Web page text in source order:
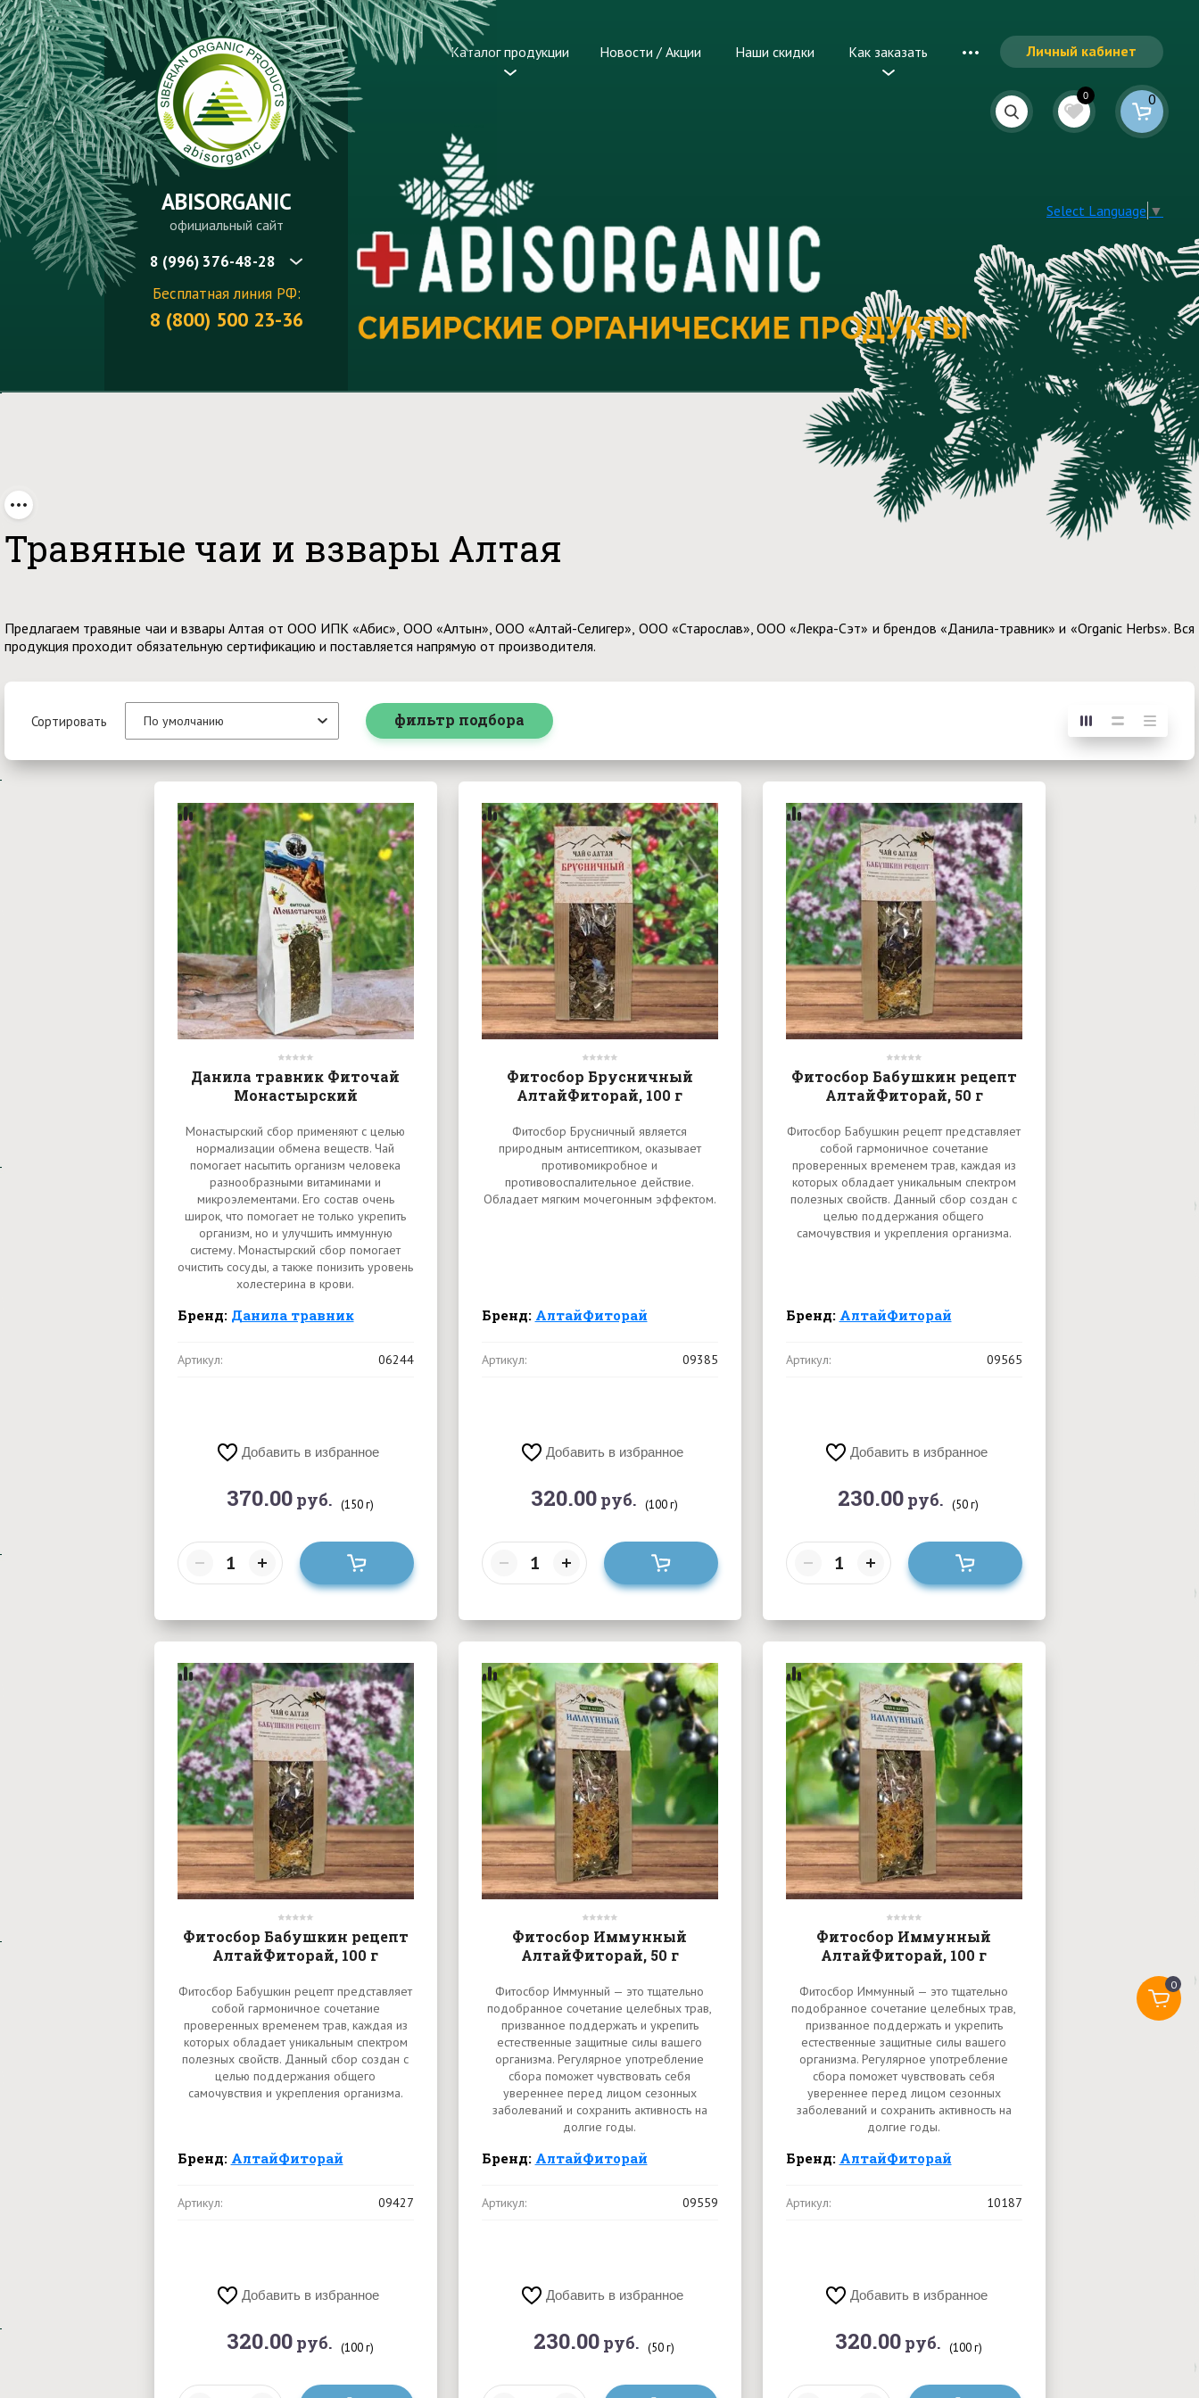
ABISORGANIC
официальный сайт
8 (996) 376-48-28
Бесплатная линия РФ:
8 (800) 500 23-36
Каталог продукции Новости / Акции Наши скидки Как заказать Личный кабинет
0 0
Select Language ▼
Травяные чаи и взвары Алтая
Предлагаем травяные чаи и взвары Алтая от ООО ИПК «Абис», ООО «Алтын», ООО «Алтай-Селигер», ООО «Старослав», ООО «Лекра-Сэт» и брендов «Данила-травник» и «Organic Herbs». Вся
продукция проходит обязательную сертификацию и поставляется напрямую от производителя.
Сортировать По умолчанию фильтр подбора
Данила травник Фиточай
Монастырский
Монастырский сбор применяют с целью
нормализации обмена веществ. Чай
помогает насытить организм человека
разнообразными витаминами и
микроэлементами. Его состав очень
широк, что помогает не только укрепить
организм, но и улучшить иммунную
систему. Монастырский сбор помогает
очистить сосуды, а также понизить уровень
холестерина в крови.
Бренд: Данила травник
Артикул: 06244
Добавить в избранное
370.00руб. (150 г)
Фитосбор Брусничный
АлтайФиторай, 100 г
Фитосбор Брусничный является
природным антисептиком, оказывает
противомикробное и
противовоспалительное действие.
Обладает мягким мочегонным эффектом.
Бренд: АлтайФиторай
Артикул: 09385
Добавить в избранное
320.00руб. (100 г)
Фитосбор Бабушкин рецепт
АлтайФиторай, 50 г
Фитосбор Бабушкин рецепт представляет
собой гармоничное сочетание
проверенных временем трав, каждая из
которых обладает уникальным спектром
полезных свойств. Данный сбор создан с
целью поддержания общего
самочувствия и укрепления организма.
Бренд: АлтайФиторай
Артикул: 09565
Добавить в избранное
230.00 руб. (50 г)
Фитосбор Бабушкин рецепт
АлтайФиторай, 100 г
Фитосбор Бабушкин рецепт представляет
собой гармоничное сочетание
проверенных временем трав, каждая из
которых обладает уникальным спектром
полезных свойств. Данный сбор создан с
целью поддержания общего
самочувствия и укрепления организма.
Бренд: АлтайФиторай
Артикул: 09427
Добавить в избранное
320.00руб. (100 г)
Фитосбор Иммунный
АлтайФиторай, 50 г
Фитосбор Иммунный — это тщательно
подобранное сочетание целебных трав,
призванное поддержать и укрепить
естественные защитные силы вашего
организма. Регулярное употребление
сбора поможет чувствовать себя
увереннее перед лицом сезонных
заболеваний и сохранить активность на
долгие годы.
Бренд: АлтайФиторай
Артикул: 09559
Добавить в избранное
230.00 руб. (50 г)
Фитосбор Иммунный
АлтайФиторай, 100 г
Фитосбор Иммунный — это тщательно
подобранное сочетание целебных трав,
призванное поддержать и укрепить
естественные защитные силы вашего
организма. Регулярное употребление
сбора поможет чувствовать себя
увереннее перед лицом сезонных
заболеваний и сохранить активность на
долгие годы.
Бренд: АлтайФиторай
Артикул: 10187
Добавить в избранное
320.00руб. (100 г)
0